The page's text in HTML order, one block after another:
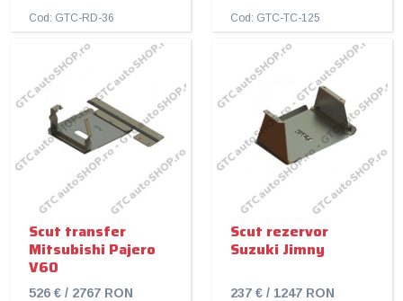
Cod: GTC-RD-36 Cod: GTC-TC-125
Scut transfer
Mitsubishi Pajero
V60
526 € / 2767 RON
Scut rezervor
Suzuki Jimny
237 € / 1247 RON